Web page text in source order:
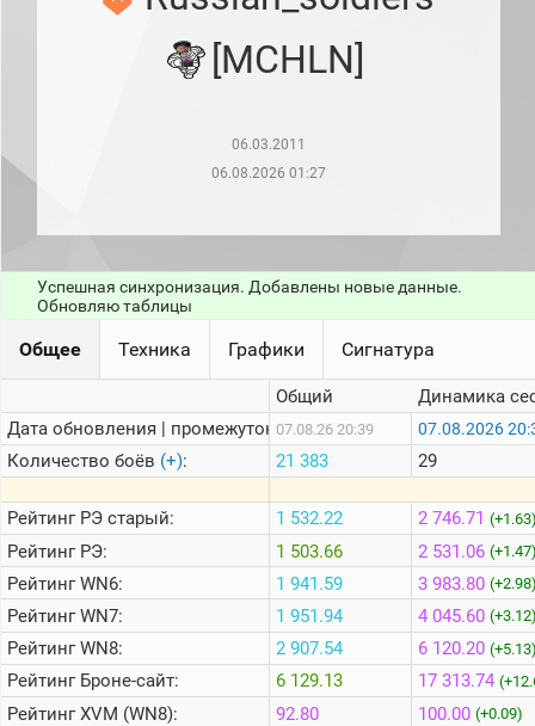
игроков
1000
Кланы
Статистика
стримеров
Информация
Онлайн
Цветовая
шкала
Теlegram
ВК
Портал
Мира
Танков
[MCHLN]
06.03.2011
06.08.2026 01:27
Успешная синхронизация. Добавлены новые данные.
Обновляю таблицы
Общее Техника Графики Сигнатура
Дата обновления | промежуток:
Количество боёв (+):
РейтингРЭ старый:
РейтингРЭ:
РейтингWN6:
РейтингWN7:
РейтингWN8:
РейтингБроне-сайт:
РейтингXVM (WN8):
Общий
07.08.26 20:39
21 383
1 532.22
1 503.66
1 941.59
1 951.94
2 907.54
6 129.13
92.80
Динамика
07.08.2026
29
2 746.71
2 531.06
3 983.80
4 045.60
6 120.20
17 313.74
100.00 (+0.09)